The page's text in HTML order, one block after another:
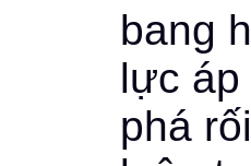
bang
lực áp
phá